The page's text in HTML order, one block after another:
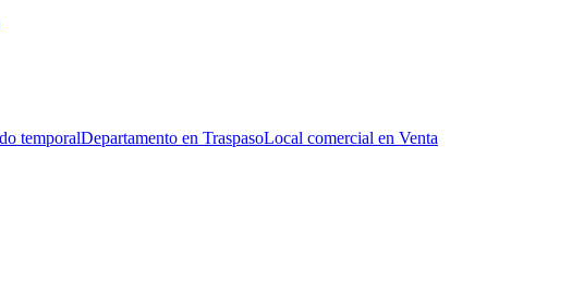
temporalDepartamento en TraspasoLocal comercial en Venta